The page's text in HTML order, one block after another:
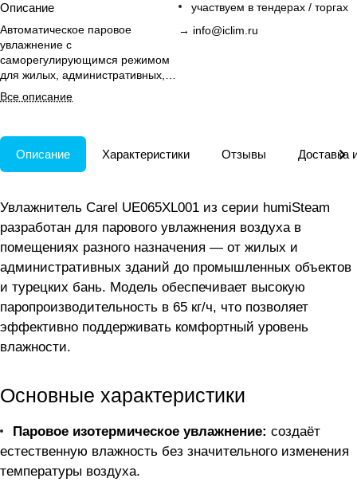
Описание
Автоматическое паровое
увлажнение с
саморегулирующимся режимом
для жилых, административных,
промышленных и спа-
помещений.
Все описание
участвуем в тендерах / торгах
→ info@iclim.ru
Описание Характеристики Отзывы Доставка
Увлажнитель Carel UE065XL001 из серии humiSteam
разработан для парового увлажнения воздуха в
помещениях разного назначения — от жилых и
административных зданий до промышленных объектов
и турецких бань. Модель обеспечивает высокую
паропроизводительность в 65 кг/ч, что позволяет
эффективно поддерживать комфортный уровень
влажности.
Основные характеристики
Паровое изотермическое увлажнение: создаёт
естественную влажность без значительного изменения
температуры воздуха.